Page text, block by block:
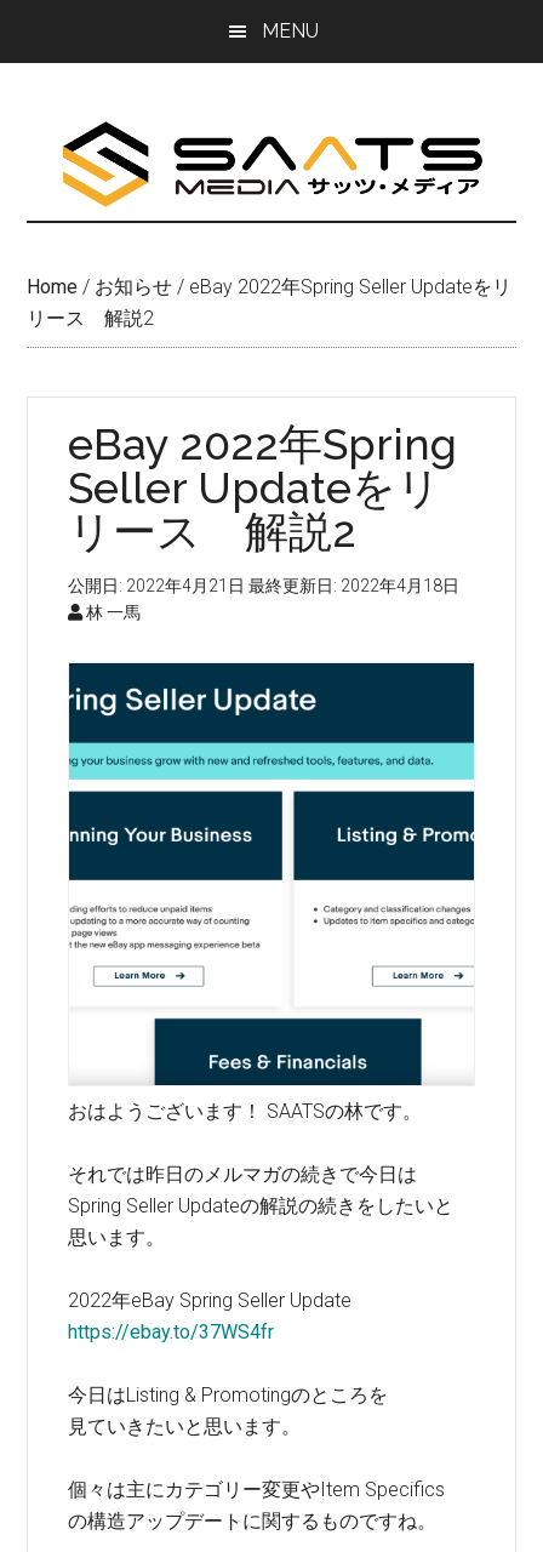
MENU
Home / お知らせ / eBay 2022年Spring Seller Updateをリ
リース 解説2
eBay 2022年Spring
Seller Updateをリ
リース 解説2
公開日: 2022年4月21日 最終更新日: 2022年4月18日
林 一馬
おはようございます！ SAATSの林です。
それでは昨日のメルマガの続きで今日は
Spring Seller Updateの解説の続きをしたいと
思います。
2022年eBay Spring Seller Update
https://ebay.to/37WS4fr
今日はListing & Promotingのところを
見ていきたいと思います。
個々は主にカテゴリー変更やItem Specifics
の構造アップデートに関するものですね。